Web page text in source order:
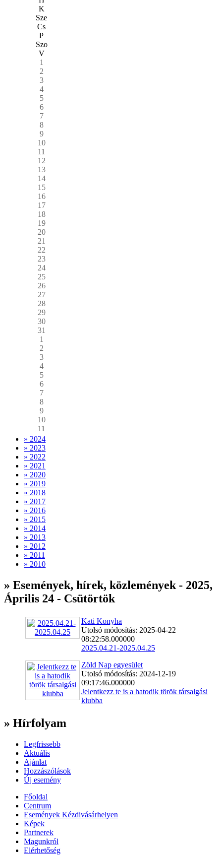
K
Sze
Cs
P
Szo
V
1
2
3
4
5
6
7
8
9
10
11
12
13
14
15
16
17
18
19
20
21
22
23
24
25
26
27
28
29
30
31
1
2
3
4
5
6
7
8
9
10
11
» 2024
» 2023
» 2022
» 2021
» 2020
» 2019
» 2018
» 2017
» 2016
» 2015
» 2014
» 2013
» 2012
» 2011
» 2010
» Események, hírek, közlemények - 2025,
Április 24 - Csütörtök
Kati Konyha
Utolsó módosítás: 2025-04-22
08:22:58.000000
2025.04.21-2025.04.25
Zöld Nap egyesület
Utolsó módosítás: 2024-12-19
09:17:46.000000
Jelentkezz te is a hatodik török társalgási
klubba
» Hírfolyam
Legfrissebb
Aktuális
Ajánlat
Hozzászólások
Új esemény
Főoldal
Centrum
Események Kézdivásárhelyen
Képek
Partnerek
Magunkról
Elérhetőség